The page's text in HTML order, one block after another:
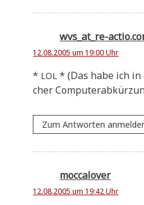
wvs_at_re-
12.08.2005 um 19:00 Uhr
* LOL * (Das habe ich
cher
Zum Antworten
moccalover
12.08.2005 um 19:42 Uhr